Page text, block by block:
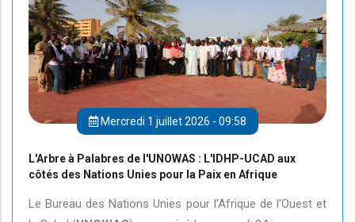
Mercredi 1 juillet 2026 - 09:58
L'Arbre à Palabres de l'UNOWAS : L'IDHP-UCAD aux
côtés des Nations Unies pour la Paix en Afrique
Le Bureau des Nations Unies pour l'Afrique de l'Ouest et